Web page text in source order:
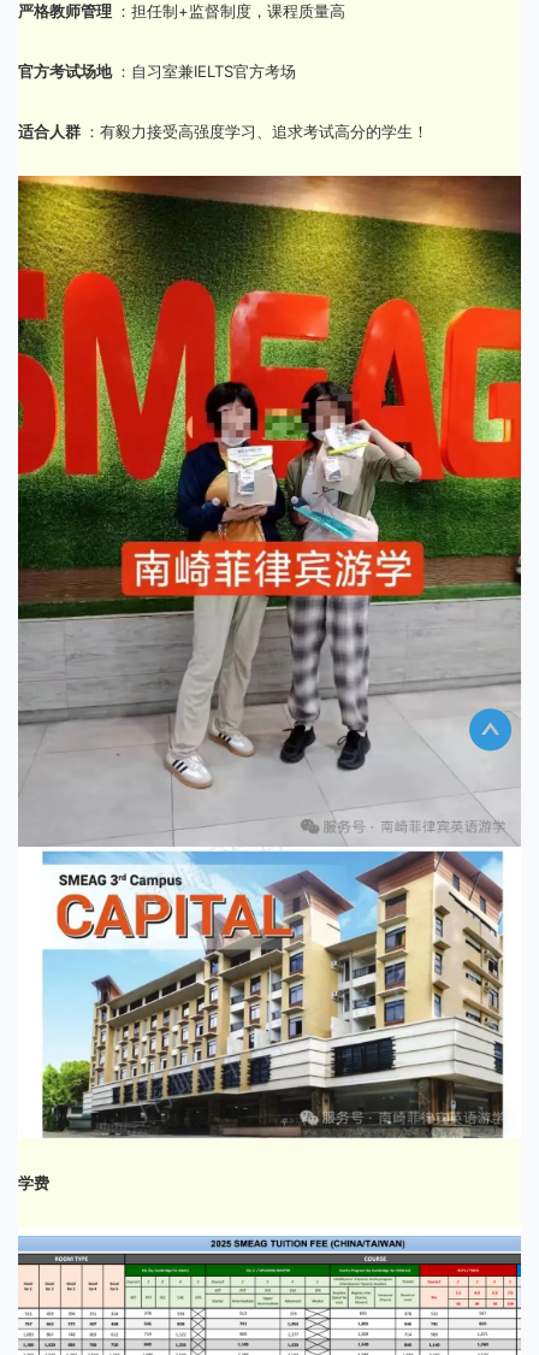
严格教师管理 ：担任制+监督制度，课程质量高
官方考试场地 ：自习室兼IELTS官方考场
适合人群 ：有毅力接受高强度学习、追求考试高分的学生！
学费